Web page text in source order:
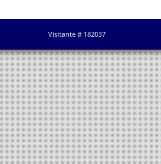
Visitante # 182037